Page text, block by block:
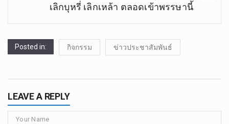
เลิกบุหรี่ เลิกเหล้า ตลอดเข้าพรรษานี้
Posted in: กิจกรรม ข่าวประชาสัมพันธ์
LEAVE A REPLY